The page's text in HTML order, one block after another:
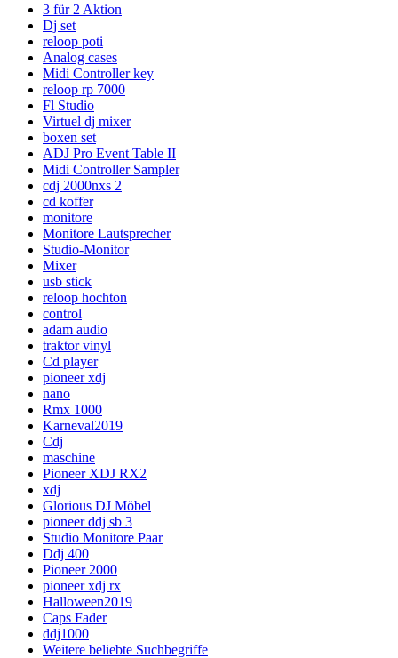
3 für 2 Aktion
Dj set
reloop poti
Analog cases
Midi Controller key
reloop rp 7000
Fl Studio
Virtuel dj mixer
boxen set
ADJ Pro Event Table II
Midi Controller Sampler
cdj 2000nxs 2
cd koffer
monitore
Monitore Lautsprecher
Studio-Monitor
Mixer
usb stick
reloop hochton
control
adam audio
traktor vinyl
Cd player
pioneer xdj
nano
Rmx 1000
Karneval2019
Cdj
maschine
Pioneer XDJ RX2
xdj
Glorious DJ Möbel
pioneer ddj sb 3
Studio Monitore Paar
Ddj 400
Pioneer 2000
pioneer xdj rx
Halloween2019
Caps Fader
ddj1000
Weitere beliebte Suchbegriffe